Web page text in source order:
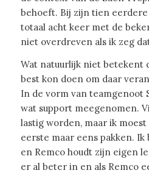
behoeft. Bij zijn tien
totaal acht keer met de
niet overdreven als ik zeg
Wat natuurlijk niet betekent
best kon doen om daar
In de vorm van teamgenoot
wat support meegenomen.
lastig worden, maar ik
eerste maar eens pakken.
en Remco houdt zijn eigen
er al beter in en als Remco